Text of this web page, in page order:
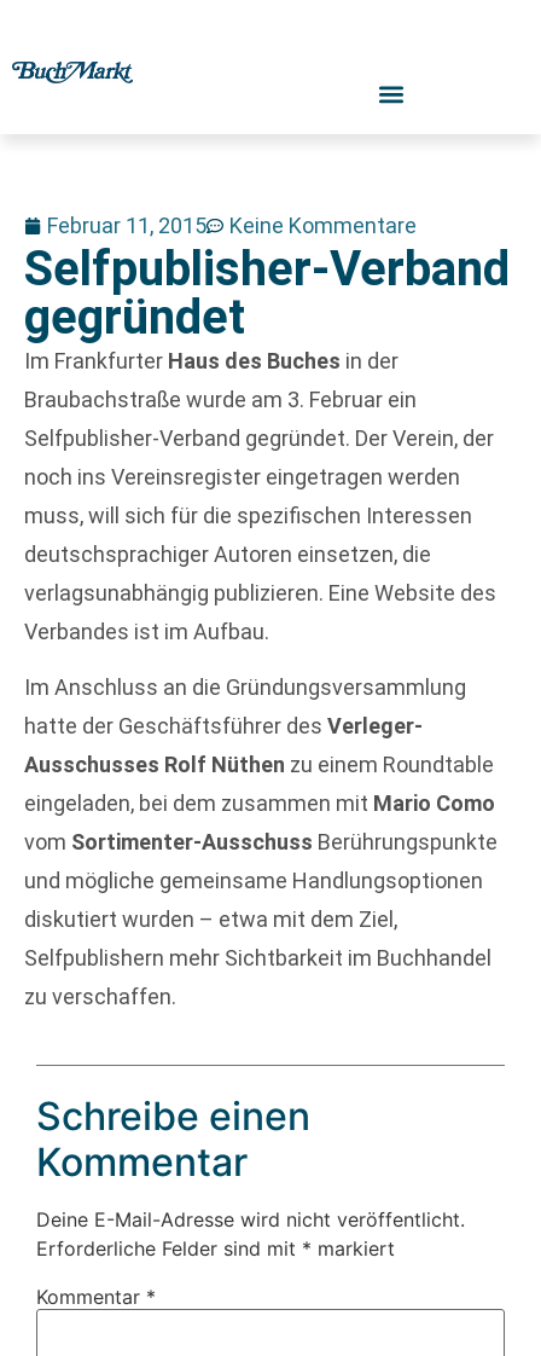
Februar 11, 2015 Keine Kommentare
Selfpublisher-Verband
gegründet
Im Frankfurter Haus des Buches in der
Braubachstraße wurde am 3. Februar ein
Selfpublisher-Verband gegründet. Der Verein, der
noch ins Vereinsregister eingetragen werden
muss, will sich für die spezifischen Interessen
deutschsprachiger Autoren einsetzen, die
verlagsunabhängig publizieren. Eine Website des
Verbandes ist im Aufbau.
Im Anschluss an die Gründungsversammlung
hatte der Geschäftsführer des Verleger-
Ausschusses Rolf Nüthen zu einem Roundtable
eingeladen, bei dem zusammen mit Mario Como
vom Sortimenter-Ausschuss Berührungspunkte
und mögliche gemeinsame Handlungsoptionen
diskutiert wurden – etwa mit dem Ziel,
Selfpublishern mehr Sichtbarkeit im Buchhandel
zu verschaffen.
Schreibe einen
Kommentar
Deine E-Mail-Adresse wird nicht veröffentlicht.
Erforderliche Felder sind mit * markiert
Kommentar *